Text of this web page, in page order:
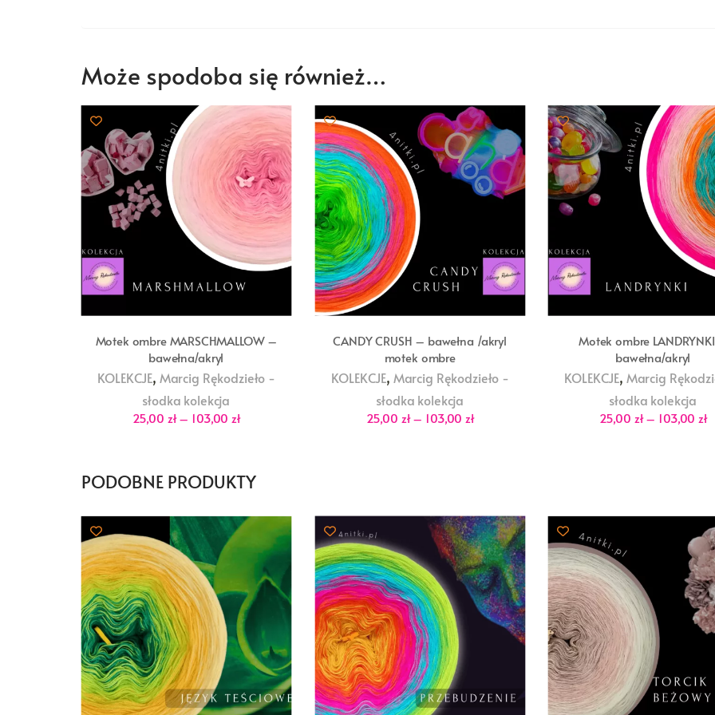
Może spodoba się również…
Motek ombre MARSCHMALLOW –
bawełna/akryl
KOLEKCJE, Marcig Rękodzieło -
słodka kolekcja
25,00 zł – 103,00 złZakres
103,00 zł
CANDY CRUSH – bawełna /akryl
motek ombre
KOLEKCJE, Marcig Rękodzieło -
słodka kolekcja
25,00 zł – 103,00 złZakres
Motek ombre
bawełna/akryl
KOLEKCJE, Marcig
słodka kolekcja
25,00 zł – 103,00 zł
PODOBNE PRODUKTY